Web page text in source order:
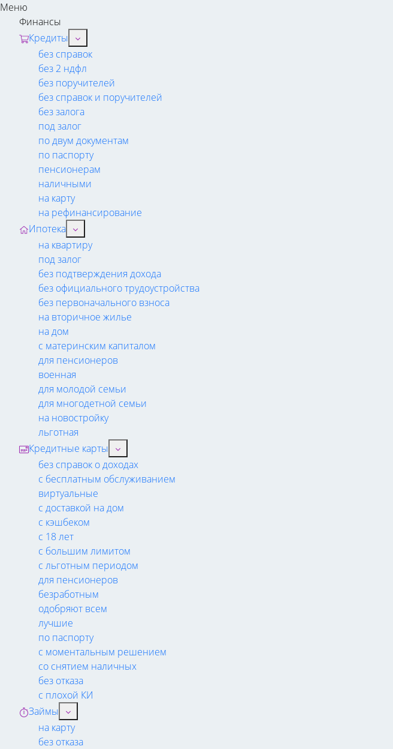
Меню
Финансы
Кредиты
без справок
без 2 ндфл
без поручителей
без справок и поручителей
без залога
под залог
по двум документам
по паспорту
пенсионерам
наличными
на карту
на рефинансирование
Ипотека
на квартиру
под залог
без подтверждения дохода
без официального трудоустройства
без первоначального взноса
на вторичное жилье
на дом
с материнским капиталом
для пенсионеров
военная
для молодой семьи
для многодетной семьи
на новостройку
льготная
Кредитные карты
без справок о доходах
с бесплатным обслуживанием
виртуальные
с доставкой на дом
с кэшбеком
с 18 лет
с большим лимитом
с льготным периодом
для пенсионеров
безработным
одобряют всем
лучшие
по паспорту
с моментальным решением
со снятием наличных
без отказа
с плохой КИ
Займы
на карту
без отказа